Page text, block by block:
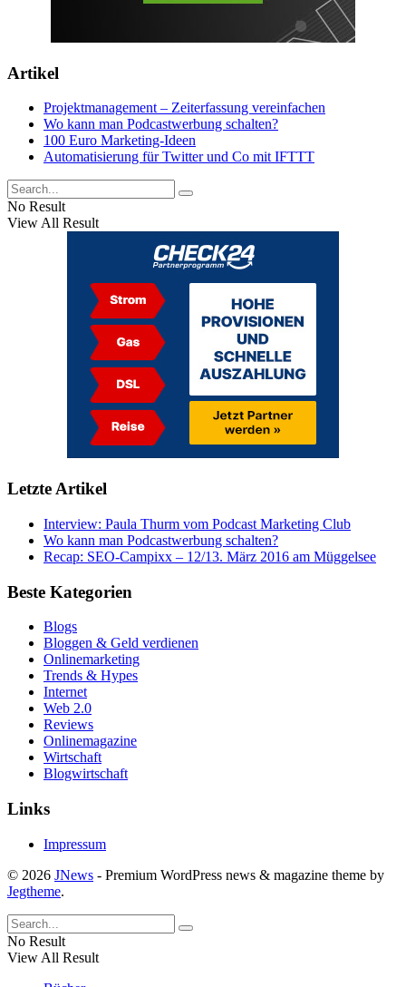
Artikel
Projektmanagement – Zeiterfassung vereinfachen
Wo kann man Podcastwerbung schalten?
100 Euro Marketing-Ideen
Automatisierung für Twitter und Co mit IFTTT
No Result
View All Result
Letzte Artikel
Interview: Paula Thurm vom Podcast Marketing Club
Wo kann man Podcastwerbung schalten?
Recap: SEO-Campixx – 12/13. März 2016 am Müggelsee
Beste Kategorien
Blogs
Bloggen & Geld verdienen
Onlinemarketing
Trends & Hypes
Internet
Web 2.0
Reviews
Onlinemagazine
Wirtschaft
Blogwirtschaft
Links
Impressum
© 2026 JNews - Premium WordPress news & magazine theme by
Jegtheme.
No Result
View All Result